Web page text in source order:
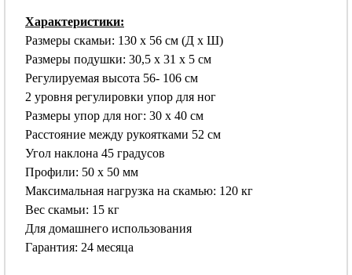
Характеристики:
Размеры скамьи: 130 x 56 см (Д х Ш)
Размеры подушки: 30,5 x 31 x 5 см
Регулируемая высота 56- 106 см
2 уровня регулировки упор для ног
Размеры упор для ног: 30 х 40 см
Расстояние между рукоятками 52 см
Угол наклона 45 градусов
Профили: 50 х 50 мм
Максимальная нагрузка на скамью: 120 кг
Вес скамьи: 15 кг
Для домашнего использования
Гарантия: 24 месяца